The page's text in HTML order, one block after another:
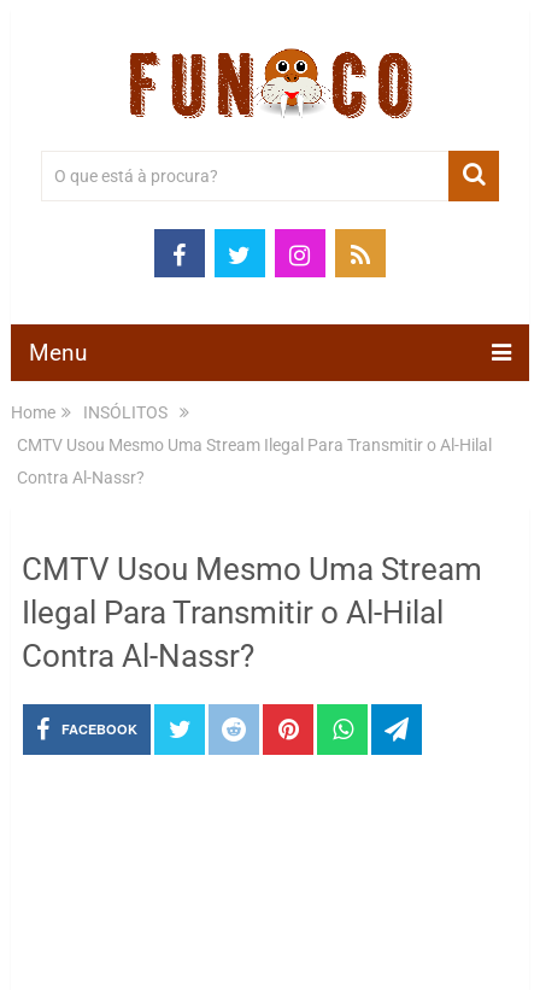
Menu
Home
INSÓLITOS
CMTV Usou Mesmo Uma Stream Ilegal Para Transmitir o Al-Hilal
Contra Al-Nassr?
CMTV Usou Mesmo Uma Stream
Ilegal Para Transmitir o Al-Hilal
Contra Al-Nassr?
FACEBOOK